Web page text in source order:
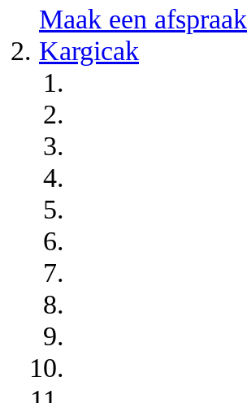
Maak een afspraak
Kargicak